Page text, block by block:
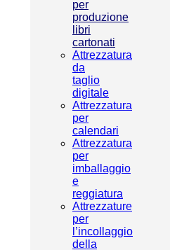
per
produzione
libri
cartonati
Attrezzatura
da
taglio
digitale
Attrezzatura
per
calendari
Attrezzatura
per
imballaggio
e
reggiatura
Attrezzature
per
l’incollaggio
della